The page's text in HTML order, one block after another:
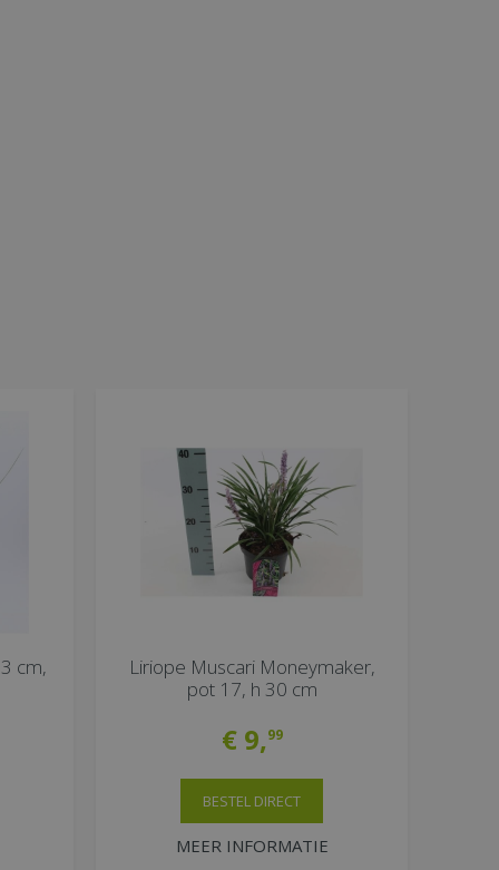
cm,
Liriope Muscari Moneymaker,
pot 17, h 30 cm
€ 9,99
MEER INFORMATIE
BESTEL DIRECT